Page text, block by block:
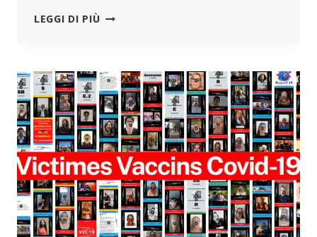
LEGGI DI PIÙMERCK
ALTAMENTE
POTENTE
NEGLI
STUDI
SUL
VACCINO
GARDASIL
HPV
SENZA
INFORMARE
LE